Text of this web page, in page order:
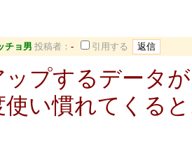
チョ男 投稿者： - 引用する
ップするデータ
使い慣れてくる